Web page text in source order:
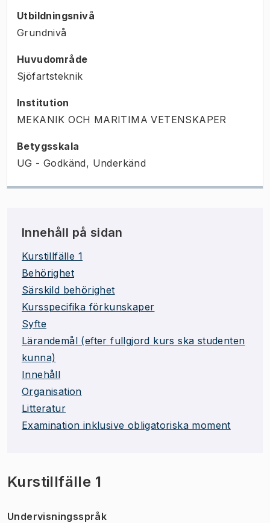
Utbildningsnivå
Grundnivå
Huvudområde
Sjöfartsteknik
Institution
MEKANIK OCH MARITIMA VETENSKAPER
Betygsskala
UG - Godkänd, Underkänd
Innehåll på sidan
Kurstillfälle 1
Behörighet
Särskild behörighet
Kursspecifika förkunskaper
Syfte
Lärandemål (efter fullgjord kurs ska studenten
kunna)
Innehåll
Organisation
Litteratur
Examination inklusive obligatoriska moment
Kurstillfälle 1
Undervisningsspråk